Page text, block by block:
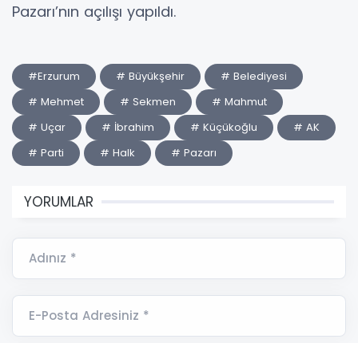
Pazarı’nın açılışı yapıldı.
#Erzurum # Büyükşehir
# Belediyesi
# Mehmet
# Sekmen
# Mahmut
# Uçar
# İbrahim # Küçükoğlu
# AK
# Parti
# Halk # Pazarı
YORUMLAR
Adınız *
E-Posta Adresiniz *